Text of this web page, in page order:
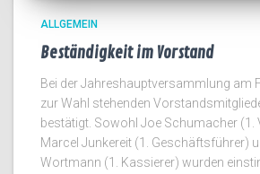
ALLGEMEIN
Beständigkeit im Vorstand
Bei der Jahreshauptversammlung am
zur Wahl stehenden
bestätigt. Sowohl Joe Schumacher (1.
Marcel Junkereit (1. Geschäftsführer)
Wortmann (1. Kassierer) wurden